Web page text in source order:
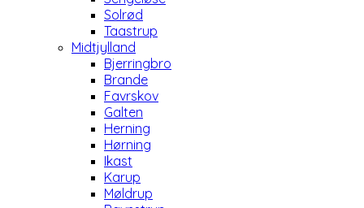
Solrød
Taastrup
Midtjylland
Bjerringbro
Brande
Favrskov
Galten
Herning
Hørning
Ikast
Karup
Møldrup